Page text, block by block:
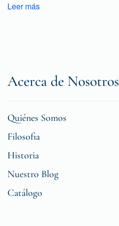
Leer más
Acerca de Nosotros
Quiénes Somos
Filosofia
Historia
Nuestro Blog
Catálogo